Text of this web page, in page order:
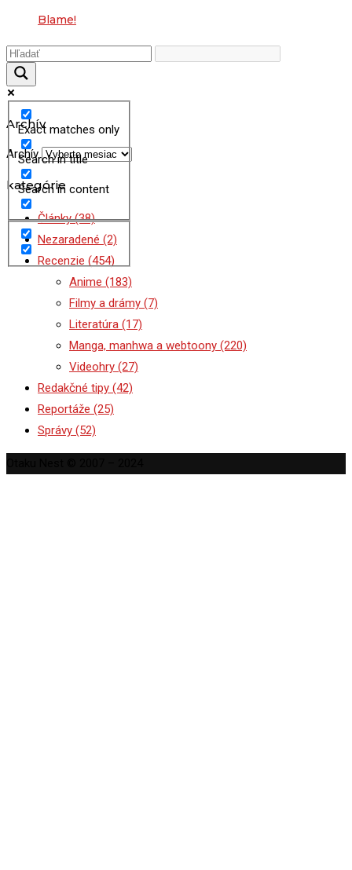
Blame!
Exact matches only
Search in title
Search in content
Archív
Archív
kategórie
Články(38)
Nezaradené (2)
Recenzie (454)
Anime (183)
Filmy a drámy (7)
Literatúra (17)
Manga, manhwa a webtoony (220)
Videohry (27)
Redakčné tipy (42)
Reportáže (25)
Správy (52)